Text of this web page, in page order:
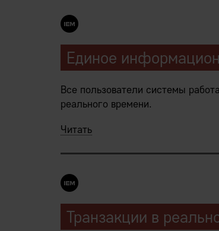
Единое
Все пользователи системы
реального времени.
Следует из:
Централизованное хранение
Читать
Транзакции в